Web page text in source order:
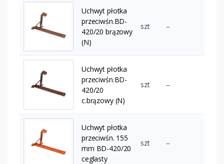
Uchwyt płotka
przeciwśn.BD-
420/20 brązowy
(N)
szt –
Uchwyt płotka
przeciwśn.BD-
420/20
c.brązowy (N)
szt –
Uchwyt płotka
przeciwśn. 155
mm BD-420/20
ceglasty
szt –